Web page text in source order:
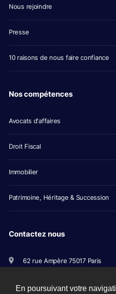
En poursuivant votre
Nous rejoindre
Presse
10 raisons de nous faire confiance
Nos compétences
Avocats d'affaires
Droit Fiscal
Immobilier
Patrimoine, Héritage & Succession
Contactez nous
62 rue Ampère 75017 Paris
+33(0)1 56 79 11 00